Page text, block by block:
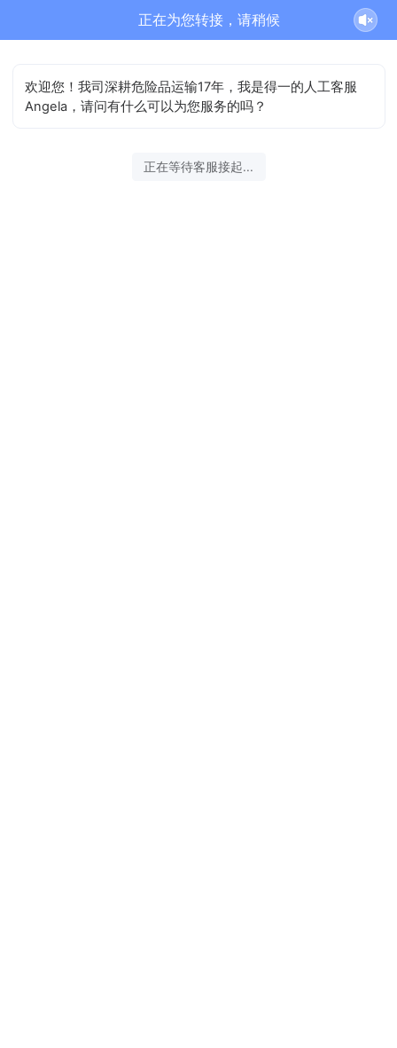
危险品运输正在为您服务
欢迎您！我司深耕危险品运输17年，我是得一的人工客服
Angela，请问有什么可以为您服务的吗？
2026-08-06 15:35:01 开始沟通